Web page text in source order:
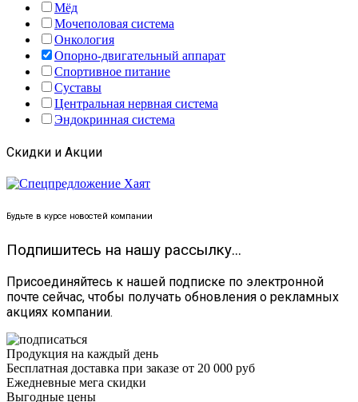
Мёд
Мочеполовая система
Онкология
Опорно-двигательный аппарат
Спортивное питание
Суставы
Центральная нервная система
Эндокринная система
Скидки и Акции
Будьте в курсе новостей компании
Подпишитесь на нашу рассылку...
Присоединяйтесь к нашей подписке по электронной
почте сейчас, чтобы получать обновления о рекламных
акциях компании.
Продукция на каждый день
Бесплатная доставка при заказе от 20 000 руб
Ежедневные мега скидки
Выгодные цены